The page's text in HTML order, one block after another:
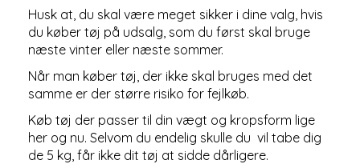
Husk at, du skal være meget sikker i dine valg, hvis
du køber tøj på udsalg, som du først skal bruge
næste vinter eller næste sommer.
Når man køber tøj, der ikke skal bruges med det
samme er der større risiko for fejlkøb.
Køb tøj der passer til din vægt og kropsform lige
her og nu. Selvom du endelig skulle du vil tabe dig
de 5 kg, får ikke dit tøj at sidde dårligere.